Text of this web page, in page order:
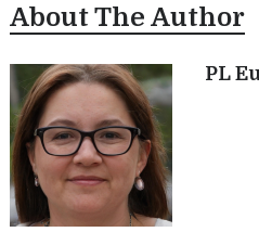
About The Author
PL